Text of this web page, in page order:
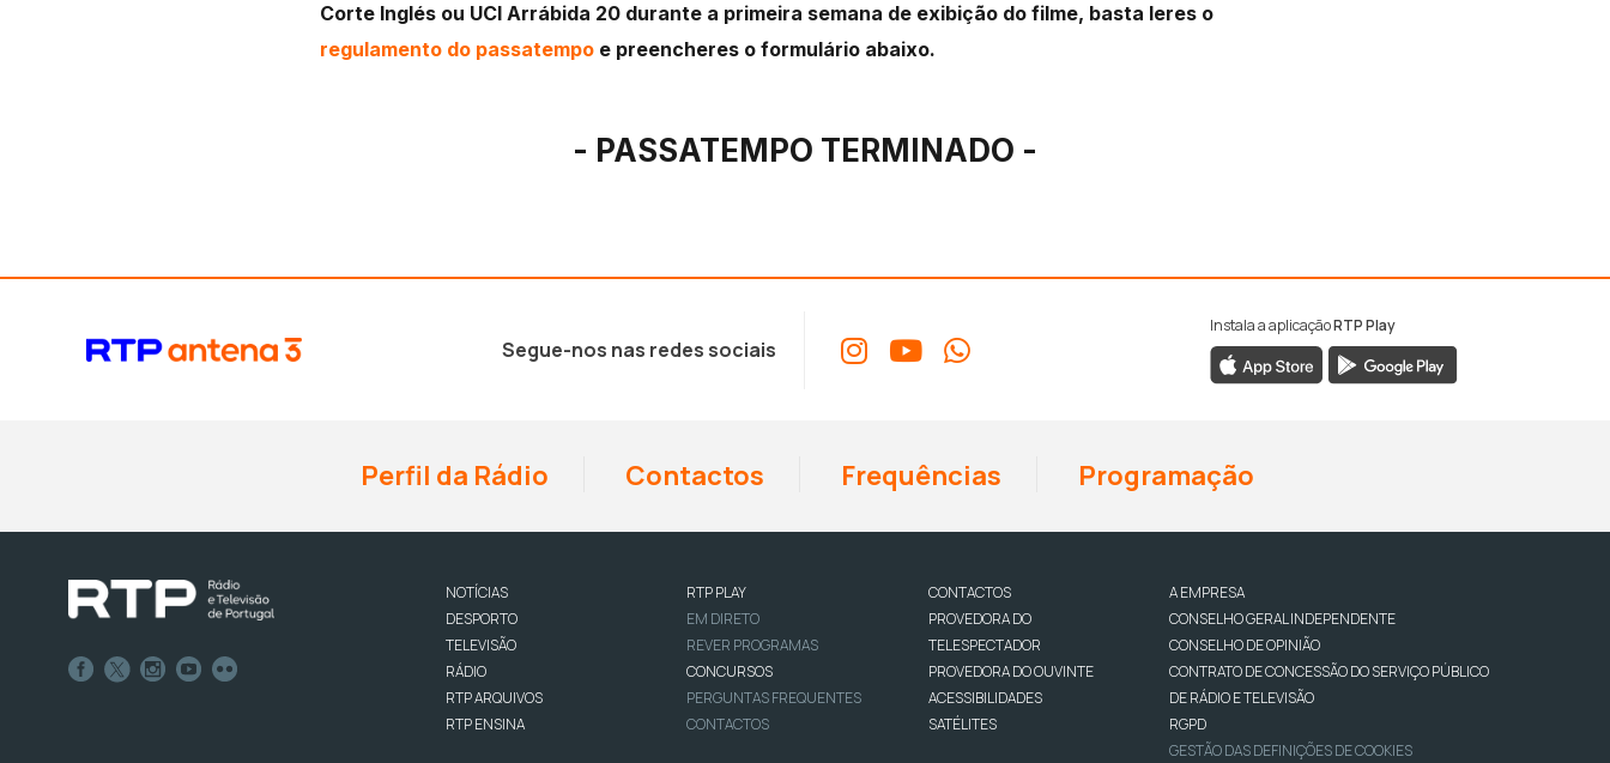
Corte Inglés ou UCI Arrábida 20 durante a primeira semana de exibição do filme, basta leres o
regulamento do passatempo e preencheres o formulário abaixo.
- PASSATEMPO TERMINADO -
Segue-nos nas redes sociais
Instala a aplicaçãoRTP Play
Perfil da Rádio Contactos Frequências Programação
NOTÍCIAS
DESPORTO
TELEVISÃO
RÁDIO
RTP ARQUIVOS
RTP ENSINA
RTP PLAY
EM DIRETO
REVER PROGRAMAS
CONCURSOS
PERGUNTAS FREQUENTES
CONTACTOS
CONTACTOS
PROVEDORA DO
TELESPECTADOR
PROVEDORA DO OUVINTE
ACESSIBILIDADES
SATÉLITES
A EMPRESA
CONSELHO GERAL INDEPENDENTE
CONSELHO DE OPINIÃO
CONTRATO DE CONCESSÃO DO SERVIÇO PÚBLICO
DE RÁDIO E TELEVISÃO
RGPD
GESTÃO DAS DEFINIÇÕES DE COOKIES